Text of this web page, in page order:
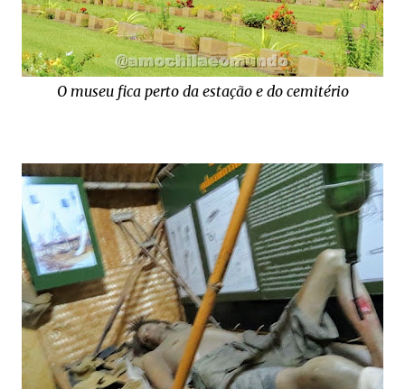
O museu fica perto da estação e do cemitério